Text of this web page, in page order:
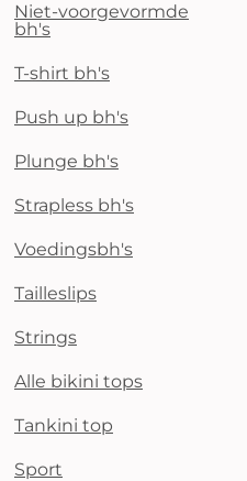
Niet-voorgevormde
bh's
T-shirt bh's
Push up bh's
Plunge bh's
Strapless bh's
Voedingsbh's
Tailleslips
Strings
Alle bikini tops
Tankini top
Sport